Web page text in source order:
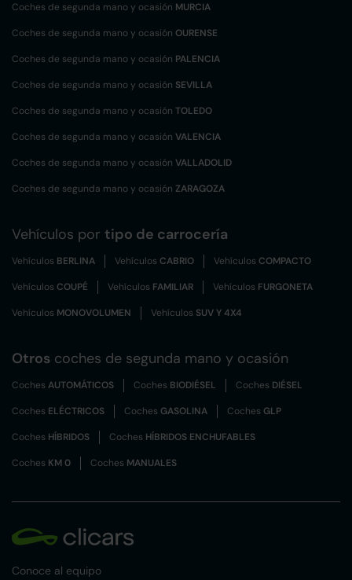
Coches de segunda mano y ocasión MURCIA
Coches de segunda mano y ocasión OURENSE
Coches de segunda mano y ocasión PALENCIA
Coches de segunda mano y ocasión SEVILLA
Coches de segunda mano y ocasión TOLEDO
Coches de segunda mano y ocasión VALENCIA
Coches de segunda mano y ocasión VALLADOLID
Coches de segunda mano y ocasión ZARAGOZA
Vehículos por tipo de carrocería
Vehículos BERLINA VehículosCABRIO VehículosCOMPACTO
VehículosCOUPÉ Vehículos FAMILIAR Vehículos FURGONETA
Vehículos MONOVOLUMEN Vehículos SUV Y 4X4
Otros coches de segunda mano y ocasión
CochesAUTOMÁTICOS Coches BIODIÉSEL Coches DIÉSEL
Coches ELÉCTRICOS CochesGASOLINA CochesGLP
Coches HÍBRIDOS Coches HÍBRIDOS ENCHUFABLES
Coches KM 0 Coches MANUALES
Conoce al equipo